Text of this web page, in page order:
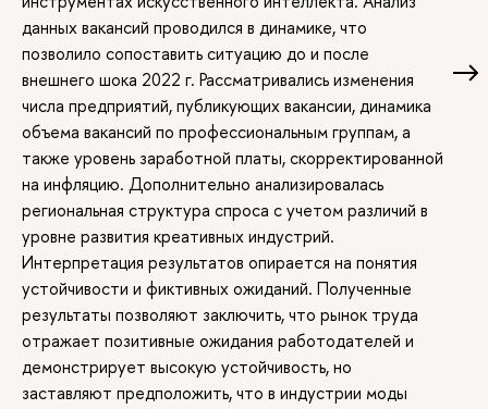
данных вакансий проводился в динамике, что
позволило сопоставить ситуацию до и после
внешнего шока 2022 г. Рассматривались изменения
числа предприятий, публикующих вакансии, динамика
объема вакансий по профессиональным группам, а
также уровень заработной платы, скорректированной
на инфляцию. Дополнительно анализировалась
региональная структура спроса с учетом различий в
уровне развития креативных индустрий.
Интерпретация результатов опирается на понятия
устойчивости и фиктивных ожиданий. Полученные
результаты позволяют заключить, что рынок труда
отражает позитивные ожидания работодателей и
демонстрирует высокую устойчивость, но
заставляют предположить, что в индустрии моды